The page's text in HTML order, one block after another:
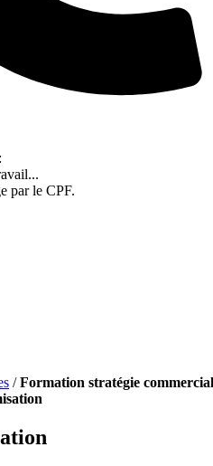
:
par le CPF.
/Formation stratégie